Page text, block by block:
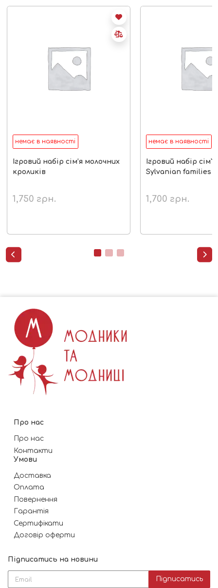
немає в наявності
Ігровий набір сім’я молочних
кроликів
1,750 грн.
немає в наявності
Ігровий набір
Sylvanian families
1,700 грн.
 
Про нас
Про нас
Контакти
Умови
Доставка
Оплата
Повернення
Гарантія
Сертифікати
Договір оферти
Підписатись на новини
Підписатись